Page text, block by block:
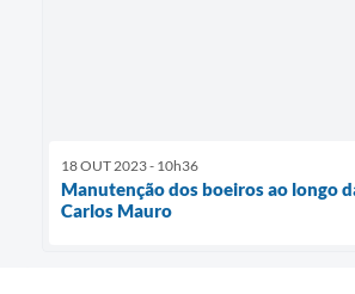
18 OUT 2023 - 10h36
Manutenção dos boeiros ao longo
Carlos Mauro